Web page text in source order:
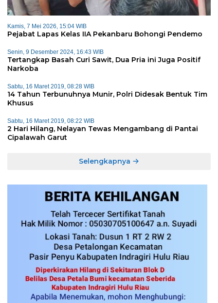
Kamis, 7 Mei 2026, 15:04 WIB
Pejabat Lapas Kelas IIA Pekanbaru Bohongi Pendemo
Senin, 9 Desember 2024, 16:43 WIB
Tertangkap Basah Curi Sawit, Dua Pria ini Juga Positif
Narkoba
Sabtu, 16 Maret 2019, 08:28 WIB
14 Tahun Terbunuhnya Munir, Polri Didesak Bentuk Tim
Khusus
Sabtu, 16 Maret 2019, 08:22 WIB
2 Hari Hilang, Nelayan Tewas Mengambang di Pantai
Cipalawah Garut
Selengkapnya